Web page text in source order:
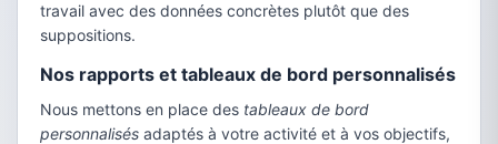
travail avec des données concrètes plutôt que des
suppositions.
Nos rapports et tableaux de bord personnalisés
Nous mettons en place des tableaux de bord
personnalisés adaptés à votre activité et à vos objectifs,